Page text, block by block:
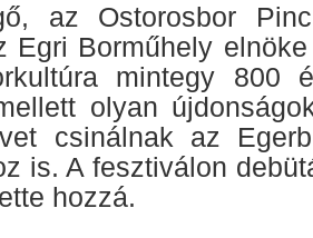
az Ostorosbor
Egri Borműhely
mintegy 800
olyan
csinálnak az
is. A fesztiválon
hozzá.